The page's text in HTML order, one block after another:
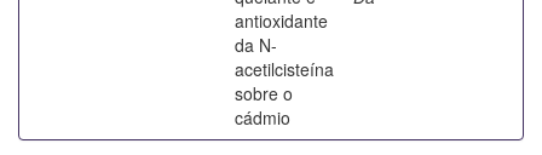
antioxidante
da N-
acetilcisteína
sobre o
cádmio